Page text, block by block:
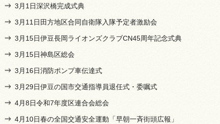
3月1日深沢橋完成式典
3月11日田方地区合同自衛隊入隊予定者激励会
3月15日伊豆長岡ライオンズクラブCN45周年記念式典
3月15日神島区総会
3月16日消防ポンプ車伝達式
3月29日伊豆の国市交通指導員退任式・委嘱式
4月8日令和7年度区連合会総会
4月10日春の全国交通安全運動「早朝一斉街頭広報」